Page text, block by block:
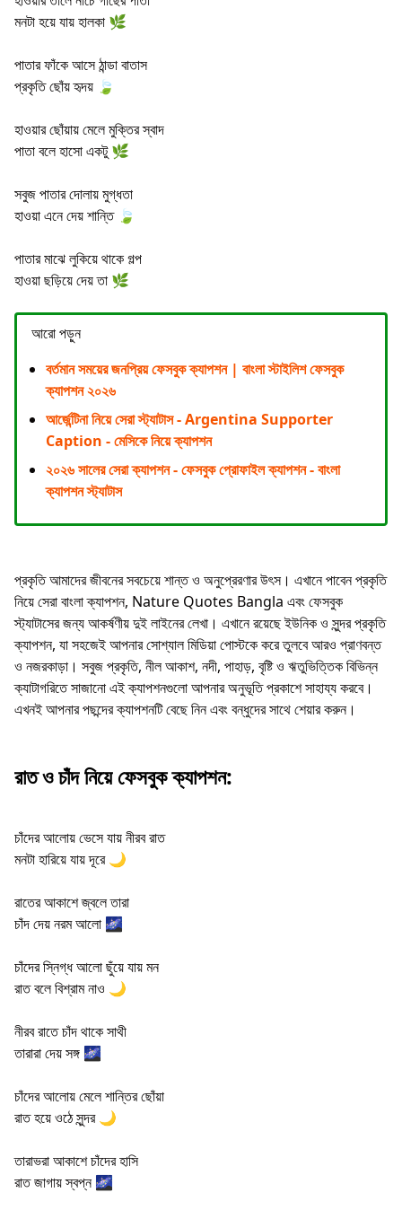
মনটা হয়ে যায় হালকা 🌿
পাতার ফাঁকে আসে ঠান্ডা বাতাস
প্রকৃতি ছোঁয় হৃদয় 🍃
হাওয়ার ছোঁয়ায় মেলে মুক্তির স্বাদ
পাতা বলে হাসো একটু 🌿
সবুজ পাতার দোলায় মুগ্ধতা
হাওয়া এনে দেয় শান্তি 🍃
পাতার মাঝে লুকিয়ে থাকে গল্প
হাওয়া ছড়িয়ে দেয় তা 🌿
আরো পড়ুন
বর্তমান সময়ের জনপ্রিয় ফেসবুক ক্যাপশন | বাংলা স্টাইলিশ ফেসবুক
ক্যাপশন ২০২৬
আর্জেন্টিনা নিয়ে সেরা স্ট্যাটাস - Argentina Supporter
Caption - মেসিকে নিয়ে ক্যাপশন
২০২৬ সালের সেরা ক্যাপশন - ফেসবুক প্রোফাইল ক্যাপশন - বাংলা
ক্যাপশন স্ট্যাটাস
প্রকৃতি আমাদের জীবনের সবচেয়ে শান্ত ও অনুপ্রেরণার উৎস। এখানে পাবেন প্রকৃতি
নিয়ে সেরা বাংলা ক্যাপশন, Nature Quotes Bangla এবং ফেসবুক
স্ট্যাটাসের জন্য আকর্ষণীয় দুই লাইনের লেখা। এখানে রয়েছে ইউনিক ও সুন্দর প্রকৃতি
ক্যাপশন, যা সহজেই আপনার সোশ্যাল মিডিয়া পোস্টকে করে তুলবে আরও প্রাণবন্ত
ও নজরকাড়া। সবুজ প্রকৃতি, নীল আকাশ, নদী, পাহাড়, বৃষ্টি ও ঋতুভিত্তিক বিভিন্ন
ক্যাটাগরিতে সাজানো এই ক্যাপশনগুলো আপনার অনুভূতি প্রকাশে সাহায্য করবে।
এখনই আপনার পছন্দের ক্যাপশনটি বেছে নিন এবং বন্ধুদের সাথে শেয়ার করুন।
রাত ও চাঁদ নিয়ে ফেসবুক ক্যাপশন:
চাঁদের আলোয় ভেসে যায় নীরব রাত
মনটা হারিয়ে যায় দূরে 🌙
রাতের আকাশে জ্বলে তারা
চাঁদ দেয় নরম আলো 🌌
চাঁদের স্নিগ্ধ আলো ছুঁয়ে যায় মন
রাত বলে বিশ্রাম নাও 🌙
নীরব রাতে চাঁদ থাকে সাথী
তারারা দেয় সঙ্গ 🌌
চাঁদের আলোয় মেলে শান্তির ছোঁয়া
রাত হয়ে ওঠে সুন্দর 🌙
তারাভরা আকাশে চাঁদের হাসি
রাত জাগায় স্বপ্ন 🌌